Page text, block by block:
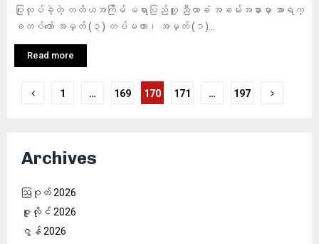
ပြုလုပ်ခဲ့တဲ့ တတိယအကြိမ် မရာပြည်သူ့ ညီလာခံ အခမ်းအနားမှာ အာရက္
ခတပ်တော် အမှတ် (၃) တပ်မဟာ၊ အမှတ် (၁)...
Read more
ပို့
စာမျက်နှာ
ခြင်း
1 … 169 170 171 … 197
Archives
ဩဂုတ် 2026
ဇူလိုင် 2026
ဇွန် 2026